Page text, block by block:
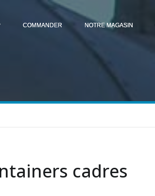
COMMANDER NOTRE MAGASIN
cadres